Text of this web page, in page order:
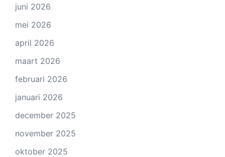
juni 2026
mei 2026
april 2026
maart 2026
februari 2026
januari 2026
december 2025
november 2025
oktober 2025